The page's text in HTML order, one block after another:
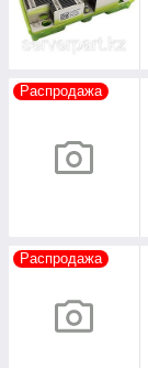
Распродажа
Распродажа